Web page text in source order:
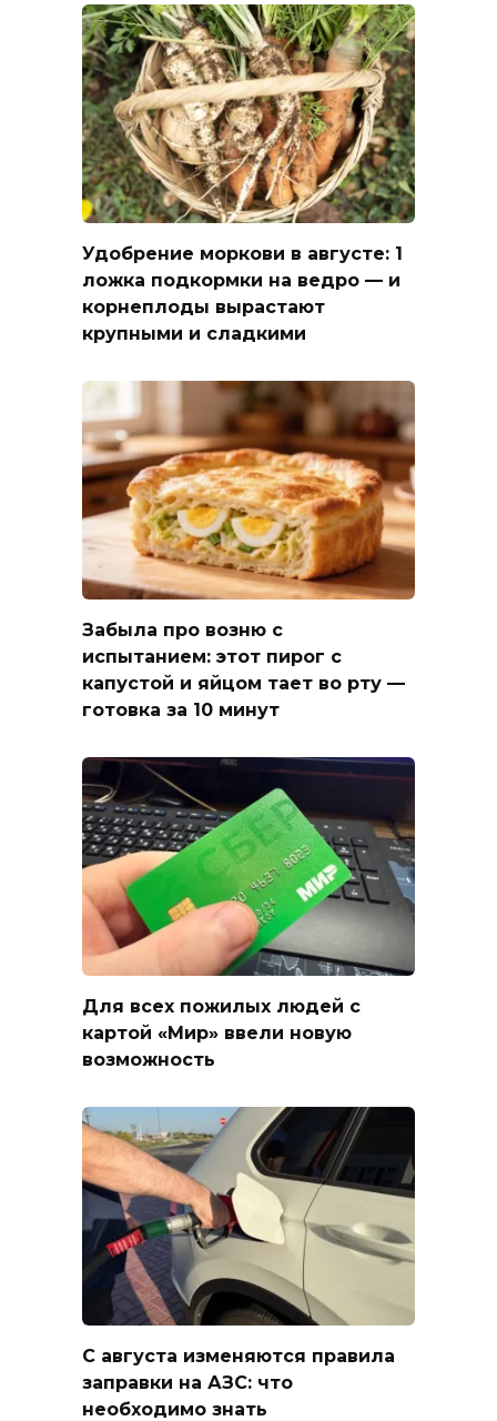
Удобрение моркови в августе: 1
ложка подкормки на ведро — и
корнеплоды вырастают
крупными и сладкими
Забыла про возню с
испытанием: этот пирог с
капустой и яйцом тает во рту —
готовка за 10 минут
Для всех пожилых людей с
картой «Мир» ввели новую
возможность
С августа изменяются правила
заправки на АЗС: что
необходимо знать